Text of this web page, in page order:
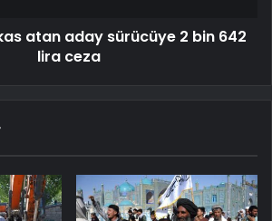
atan aday sürücüye 2 bin 642
lira ceza